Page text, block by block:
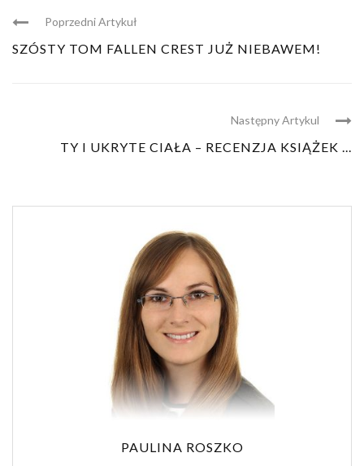
Poprzedni Artykuł
SZÓSTY TOM FALLEN CREST JUŻ NIEBAWEM!
Następny Artykul
TY I UKRYTE CIAŁA – RECENZJA KSIĄŻEK ...
PAULINA ROSZKO